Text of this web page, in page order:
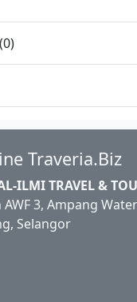
Traveria.Biz
ILMI TRAVEL &
AWF 3, Ampang
Selangor